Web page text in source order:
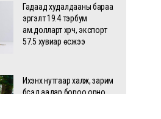
Гадаад худалдааны бараа
эргэлт 19.4 тэрбум
ам.долларт хүрч, экспорт
57.5 хувиар өсжээ
Ихэнх нутгаар халж, зарим
бүсэд аадар бороо орно